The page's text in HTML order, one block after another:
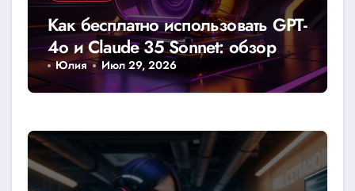
Как бесплатно использовать GPT-
4o и Claude 35 Sonnet: обзор
доступных лимитов и хаков
Юлия Июл 29, 2026